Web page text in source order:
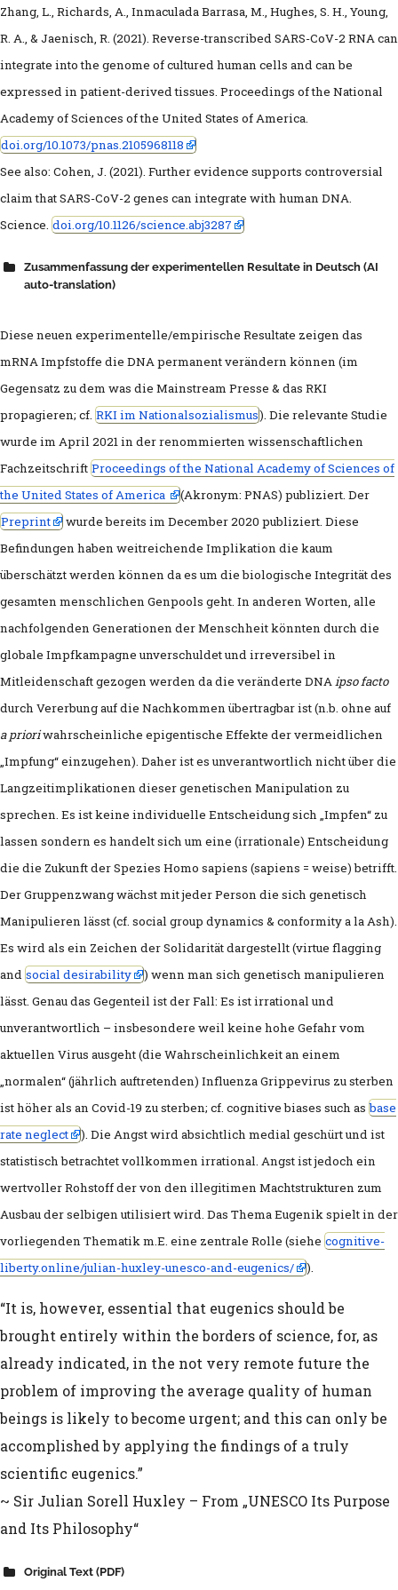
Edward Bernays: Der Vater der
Chomsky/Herman Propaganda-Modell
Propaganda vs. Metapropaganda
Bill Gates „warm-up“ in 2015
Rockefellers „Lock Step“ Scenario
Transhumanismus à la Kurzweil
Gates prophezeit zweite Pandemie
Event 201: Corona „Simulation“ in 2019
Verschiedenes
Wer ist Bill Gates?
Merkel zur vermeintlichen deutschen
Corona Propaganda: Ein Verbrechen
Menschheit
Massenpsychologie
Warum schweigen die Lämmer? (Prof.
Prof. Erich Fromm: Ungehorsam als
Pflicht
Finanzielle Machtelite
Wo kommt der Terminus
her?
Verratstrauma Theorie
mRNA „Impfstoff“ ist keine Impfstoff
genetische Manipulation
Kognitive Psychologie der
Psychologie der Massen (Gustave Le
Prof. Schachtschneider: Organklage
(Corona) EU-Verschuldung
Berthold Brecht Zitate
Utilitarismus versus Deontologie
Wurmartige Mizellen
Persönlichkeitspsychologie: Dunkle
Rechtsauffassung zur Maskenpflicht
Gerichtsurteil (AG Weimer):
Tests an Schulen untersagt
Konformität und Gruppenzwang
Das Robert Koch-Institut im
Prof. Noam Chomsky – University of
(1989): Das Propagandamodell
00:00 12:59
Zhang, L., Richards, A., Inmaculada Barrasa, M., Hughes, S. H., Young,
R. A., & Jaenisch, R. (2021). Reverse-transcribed SARS-CoV-2 RNA can
integrate into the genome of cultured human cells and can be
expressed in patient-derived tissues. Proceedings of the National
Academy of Sciences of the United States of America.
doi.org/10.1073/pnas.2105968118
See also: Cohen, J. (2021). Further evidence supports controversial
claim that SARS-CoV-2 genes can integrate with human DNA.
Science. doi.org/10.1126/science.abj3287
Zusammenfassung der experimentellen Resultate in Deutsch (AI
auto-translation)
Diese neuen experimentelle/empirische Resultate zeigen das
mRNA Impfstoffe die DNA permanent verändern können (im
Gegensatz zu dem was die Mainstream Presse & das RKI
propagieren; cf. RKI im Nationalsozialismus). Die relevante Studie
wurde im April 2021 in der renommierten wissenschaftlichen
Fachzeitschrift Proceedings of the National Academy of Sciences of
the United States of America
(Akronym: PNAS) publiziert. Der
Preprint
wurde bereits im December 2020 publiziert. Diese
Befindungen haben weitreichende Implikation die kaum
überschätzt werden können da es um die biologische Integrität des
gesamten menschlichen Genpools geht. In anderen Worten, alle
nachfolgenden Generationen der Menschheit könnten durch die
globale Impfkampagne unverschuldet und irreversibel in
Mitleidenschaft gezogen werden da die veränderte DNAipso facto
durch Vererbung auf die Nachkommen übertragbar ist (n.b. ohne auf
a prioriwahrscheinliche epigentische Effekte der vermeidlichen
„Impfung“ einzugehen). Daher ist es unverantwortlich nicht über die
Langzeitimplikationen dieser genetischen Manipulation zu
sprechen. Es ist keine individuelle Entscheidung sich „Impfen“ zu
lassen sondern es handelt sich um eine (irrationale) Entscheidung
die die Zukunft der Spezies Homo sapiens (sapiens = weise) betrifft.
Der Gruppenzwang wächst mit jeder Person die sich genetisch
Manipulieren lässt (cf. social group dynamics & conformity a la Ash).
Es wird als ein Zeichen der Solidarität dargestellt (virtue flagging
and social desirability
) wenn man sich genetisch manipulieren
lässt. Genau das Gegenteil ist der Fall: Es ist irrational und
unverantwortlich – insbesondere weil keine hohe Gefahr vom
aktuellen Virus ausgeht (die Wahrscheinlichkeit an einem
„normalen“ (jährlich auftretenden) Influenza Grippevirus zu sterben
ist höher als an Covid-19 zu sterben; cf. cognitive biases such as base
rate neglect
). Die Angst wird absichtlich medial geschürt und ist
statistisch betrachtet vollkommen irrational. Angst ist jedoch ein
wertvoller Rohstoff der von den illegitimen Machtstrukturen zum
Ausbau der selbigen utilisiert wird. Das Thema Eugenik spielt in der
vorliegenden Thematik m.E. eine zentrale Rolle (siehe cognitive-
liberty.online/julian-huxley-unesco-and-eugenics/
).
“It is, however, essential that eugenics should be
brought entirely within the borders of science, for, as
already indicated, in the not very remote future the
problem of improving the average quality of human
beings is likely to become urgent; and this can only be
accomplished by applying the findings of a truly
scientific eugenics.”
~ Sir Julian Sorell Huxley – From „UNESCO Its Purpose
and Its Philosophy“
Original Text (PDF)